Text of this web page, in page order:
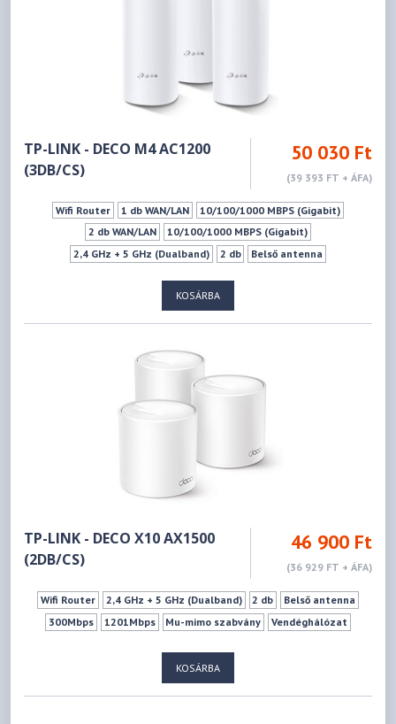
TP-LINK - DECO M4 AC1200
(3DB/CS)
50 030 Ft
(39 393 FT + ÁFA)
Wifi Router 1 db WAN/LAN
10/100/1000 MBPS (Gigabit)
2 db WAN/LAN
10/100/1000 MBPS (Gigabit)
2,4 GHz + 5 GHz (Dualband)
2 db
Belső antenna
IEEE 802.11a - 5GHz
IEEE 802.11n - 5GHz
300Mbps 867Mbps
Mu-mimo szabvány
KOSÁRBA
TP-LINK - DECO X10 AX1500
(2DB/CS)
46 900 Ft
(36 929 FT + ÁFA)
Wifi Router 2,4 GHz + 5 GHz (Dualband) 2 db
Belső antenna
300Mbps
1201Mbps Mu-mimo szabvány Vendéghálózat
KOSÁRBA